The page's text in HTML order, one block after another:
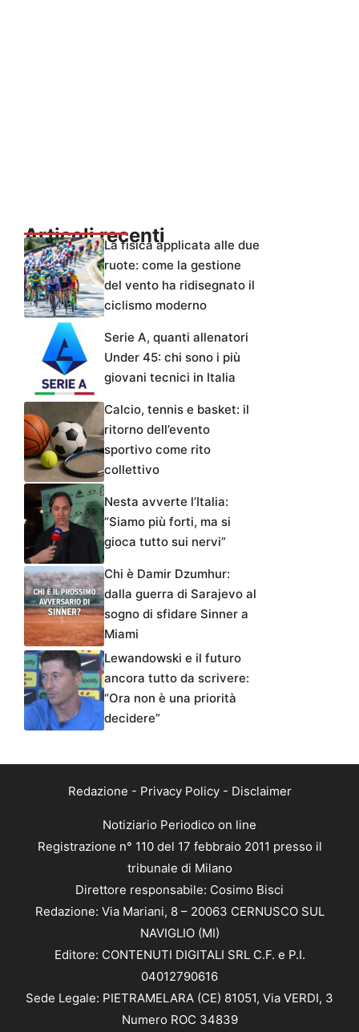
Articoli recentiLa fisica applicata alle due
ruote: come la gestione
del vento ha ridisegnato il
ciclismo moderno
Serie A, quanti allenatori
Under 45: chi sono i più
giovani tecnici in Italia
Calcio, tennis e basket: il
ritorno dell’evento
sportivo come rito
collettivo
Nesta avverte l’Italia:
“Siamo più forti, ma si
gioca tutto sui nervi”
Chi è Damir Dzumhur:
dalla guerra di Sarajevo al
sogno di sfidare Sinner a
Miami
Lewandowski e il futuro
ancora tutto da scrivere:
“Ora non è una priorità
decidere”
Redazione - Privacy Policy- Disclaimer
Notiziario Periodico on line
Registrazione n° 110 del 17 febbraio 2011 presso il
tribunale di Milano
Direttore responsabile: Cosimo Bisci
Redazione: Via Mariani, 8 – 20063 CERNUSCO SUL
NAVIGLIO (MI)
Editore: CONTENUTI DIGITALI SRL C.F. e P.I.
04012790616
Sede Legale: PIETRAMELARA (CE) 81051, Via VERDI, 3
Numero ROC 34839